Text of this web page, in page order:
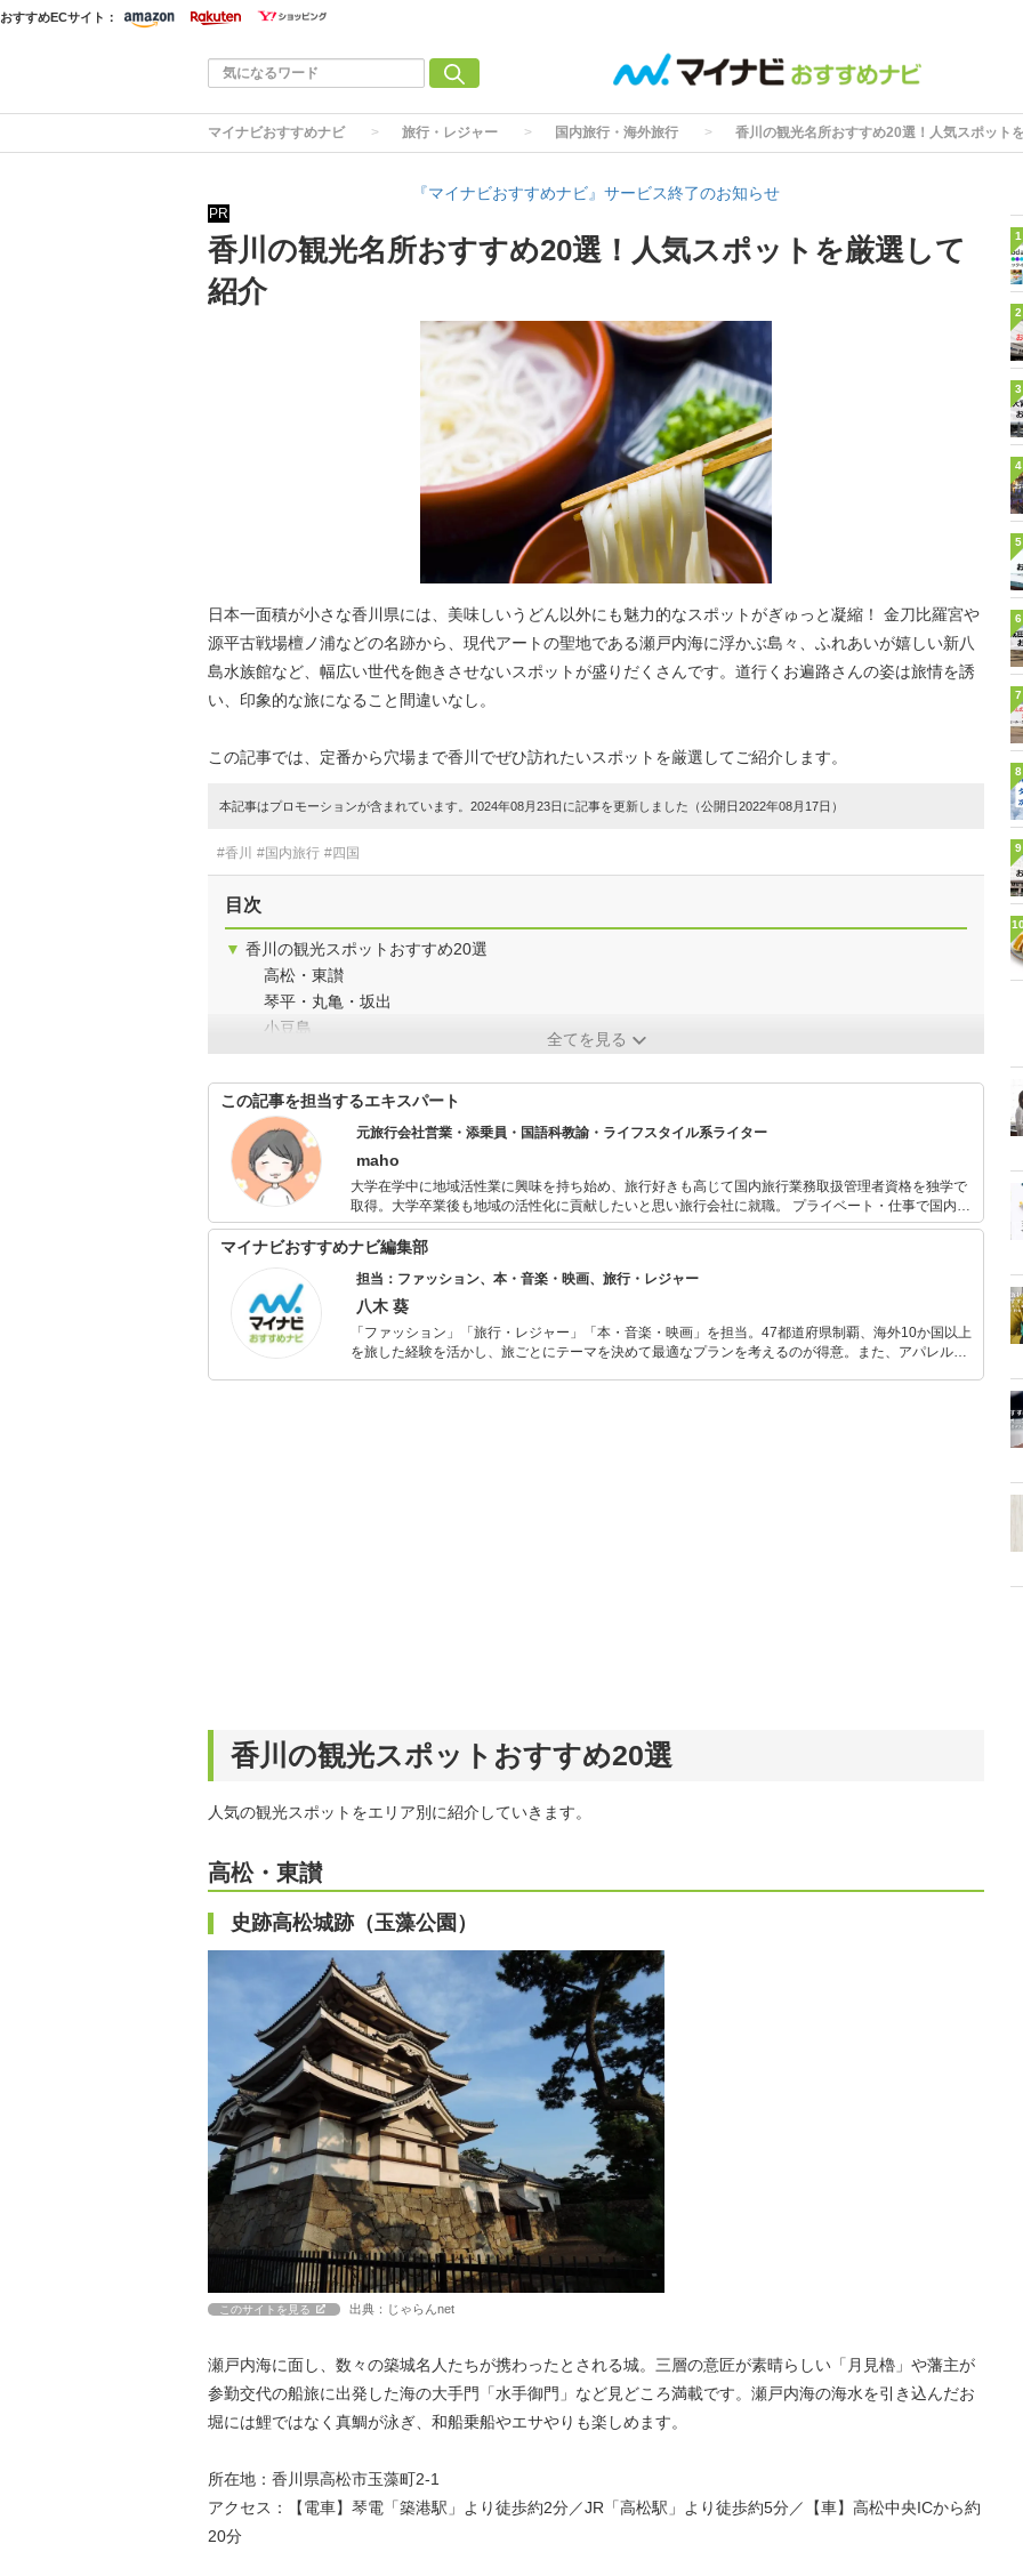
おすすめECサイト：
マイナビおすすめナビ 旅行・レジャー 国内旅行・海外旅行 香川の観光名所おすすめ20選！人気スポット
『マイナビおすすめナビ』サービス終了のお知らせ
PR
香川の観光名所おすすめ20選！人気スポットを厳選して
紹介
日本一面積が小さな香川県には、美味しいうどん以外にも魅力的なスポットがぎゅっと凝縮！ 金刀比羅宮や
源平古戦場檀ノ浦などの名跡から、現代アートの聖地である瀬戸内海に浮かぶ島々、ふれあいが嬉しい新八
島水族館など、幅広い世代を飽きさせないスポットが盛りだくさんです。道行くお遍路さんの姿は旅情を誘
い、印象的な旅になること間違いなし。
この記事では、定番から穴場まで香川でぜひ訪れたいスポットを厳選してご紹介します。
本記事はプロモーションが含まれています。2024年08月23日に記事を更新しました（公開日2022年08月17日）
#香川 #国内旅行 #四国
目次
▼ 香川の観光スポットおすすめ20選
高松・東讃
琴平・丸亀・坂出
小豆島
全てを見る
この記事を担当するエキスパート
元旅行会社営業・添乗員・国語科教諭・ライフスタイル系ライター
maho
大学在学中に地域活性業に興味を持ち始め、旅行好きも高じて国内旅行業務取扱管理者資格を独学で
取得。大学卒業後も地域の活性化に貢献したいと思い旅行会社に就職。 プライベート・仕事で国内を
中心に数多くの観光地を訪れ、渡航先はヨーロッパが多い。 結婚・引っ越しを期に退職後も、旅行好
きの夫と二人で旅行を計画してさまざま場所を訪れている。温泉やグルメ旅が好きで、子どもを出産
習を経て、「言葉」を通じて子どもの教育に関わりたいと書店員の道を志したことも。 現在はそのエ
ネルギーを子どもに向けて、図書館や書店めぐり、読み聞かせにも積極的に参加している。 転勤族の
ため、一戸建てマイホームを夢見ながら社宅暮らし中。制限のあるなかでいかに快適に暮らせるか、
便利アイテムや雑貨を探しては試している。 ライターとして、資格や経験を生かした旅行系・教育
系・ライフスタイル系の記事も執筆中。
マイナビおすすめナビ編集部
担当：ファッション、本・音楽・映画、旅行・レジャー
八木 葵
「ファッション」「旅行・レジャー」「本・音楽・映画」を担当。47都道府県制覇、海外10か国以上
を旅した経験を活かし、旅ごとにテーマを決めて最適なプランを考えるのが得意。また、アパレルシ
香川の観光スポットおすすめ20選
人気の観光スポットをエリア別に紹介していきます。
高松・東讃
史跡高松城跡（玉藻公園）
このサイトを見る 出典：じゃらんnet
瀬戸内海に面し、数々の築城名人たちが携わったとされる城。三層の意匠が素晴らしい「月見櫓」や藩主が
参勤交代の船旅に出発した海の大手門「水手御門」など見どころ満載です。瀬戸内海の海水を引き込んだお
堀には鯉ではなく真鯛が泳ぎ、和船乗船やエサやりも楽しめます。
所在地：香川県高松市玉藻町2-1
アクセス：【電車】琴電「築港駅」より徒歩約2分／JR「高松駅」より徒歩約5分／【車】高松中央ICから約
20分
1
2
3
4
5
6
7
8
9